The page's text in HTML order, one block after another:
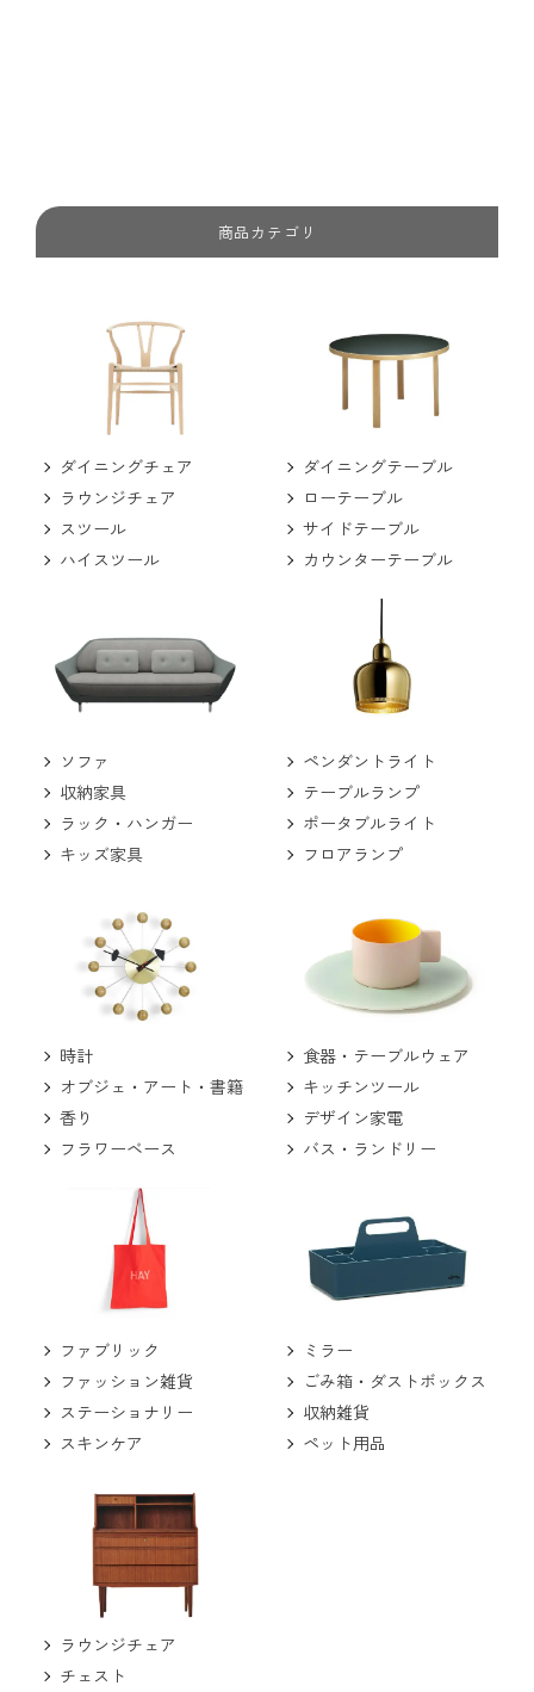
商品カテゴリ
ダイニングチェア
ラウンジチェア
スツール
ハイスツール
ダイニングテーブル
ローテーブル
サイドテーブル
カウンターテーブル
ソファ
収納家具
ラック・ハンガー
キッズ家具
ペンダントライト
テーブルランプ
ポータブルライト
フロアランプ
時計
オブジェ・アート・書籍
香り
フラワーベース
食器・テーブルウェア
キッチンツール
デザイン家電
バス・ランドリー
ファブリック
ファッション雑貨
ステーショナリー
スキンケア
ミラー
ごみ箱・ダストボックス
収納雑貨
ペット用品
ラウンジチェア
チェスト